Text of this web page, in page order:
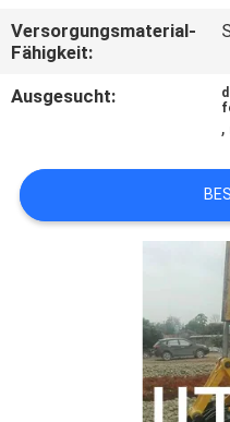
BITTE UM
EIN
ANGEBOT
DATENSCHUTZ-
Versorgungsmaterial-
Fähigkeit:
Ausgesucht:
,